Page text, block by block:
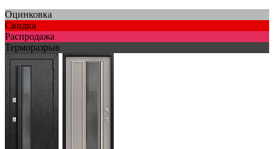
Оцинковка
Скидка
Распродажа
Терморазрыв